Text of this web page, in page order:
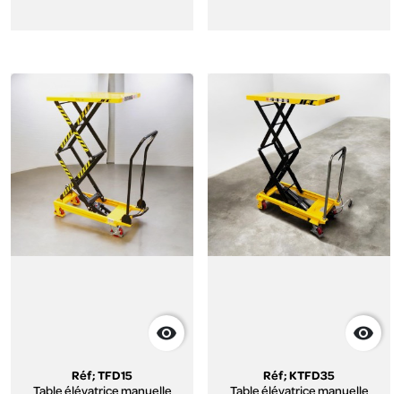

Réf; TFD15
Table élévatrice manuelle

Réf; KTFD35
Table élévatrice manuelle